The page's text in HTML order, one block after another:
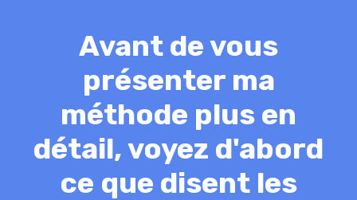
Avant de vous
présenter ma
méthode plus en
détail, voyez d'abord
ce que disent les